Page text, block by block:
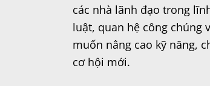
các nhà lãnh đạo trong
luật, quan hệ công chúng
muốn nâng cao kỹ năng,
cơ hội mới.